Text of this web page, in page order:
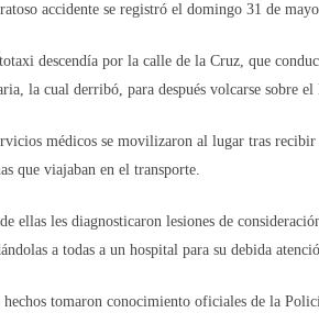
accidente se registró el domingo 31 de
descendía por la calle de la Cruz, que
la cual derribó, para después volcarse sobre
médicos se movilizaron al lugar tras
que viajaban en el transporte.
ellas les diagnosticaron lesiones de
a todas a un hospital para su debida
hechos tomaron conocimiento oficiales de la